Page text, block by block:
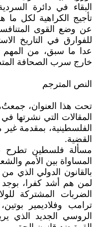
البقاء في دائرة
تأجيج الكراهية لكل
عن وضع القوى
للفوارق في التاريخ
عدا ما سبق، من المهم
خارج سرب الصحافة
النص المترجم
تحت هذا العنوان،
المقالات التي نشرتها
الفلسطينية، بمقدمة
القضية.
المساواة بين الأمم
بالقانون الدولي الذي
لمن هم أشد كفرا،
الضربات المشتركة
ترامب وفلاديمير
الروسي الجديد الذي